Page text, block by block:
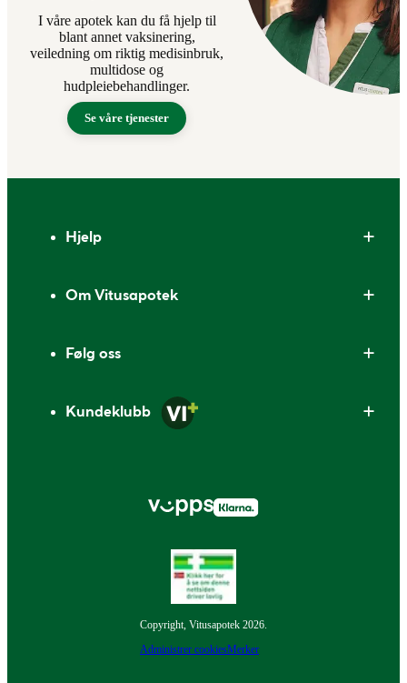
I våre apotek kan du få hjelp til
blant annet vaksinering,
veiledning om riktig medisinbruk,
multidose og
hudpleiebehandlinger.
Se våre tjenester
Hjelp
Om Vitusapotek
Følg oss
Kundeklubb
Copyright, Vitusapotek 2026.
Administrer cookiesMerker